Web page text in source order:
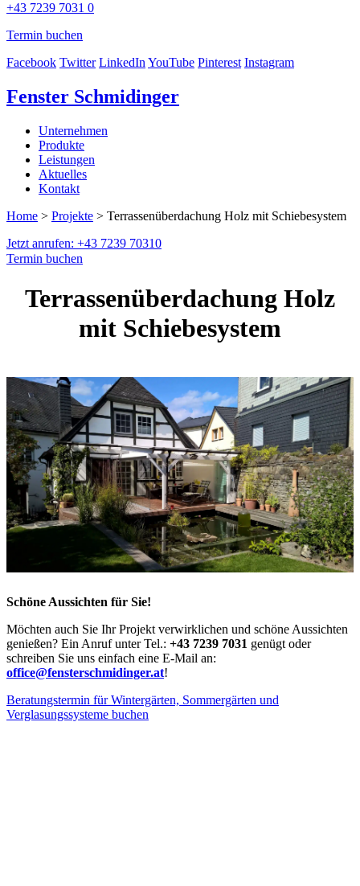
+43 7239 7031 0
Termin buchen
Facebook Twitter LinkedInYouTube Pinterest Instagram
Fenster Schmidinger
Unternehmen
Produkte
Leistungen
Aktuelles
Kontakt
Home > Projekte > Terrassenüberdachung Holz mit Schiebesystem
Jetzt anrufen: +43 7239 70310
Termin buchen
Terrassenüberdachung Holz
mit Schiebesystem
Schöne Aussichten für Sie!
Möchten auch Sie Ihr Projekt verwirklichen und schöne Aussichten
genießen? Ein Anruf unter Tel.: +43 7239 7031 genügt oder
schreiben Sie uns einfach eine E-Mail an:
office@fensterschmidinger.at!
Beratungstermin für Wintergärten, Sommergärten und
Verglasungssysteme buchen